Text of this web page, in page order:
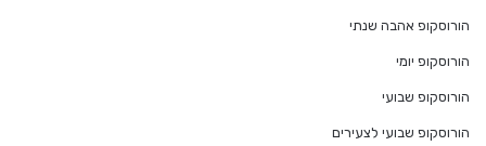
הורוסקופ אהבה שנתי
הורוסקופ יומי
הורוסקופ שבועי
הורוסקופ שבועי לצעירים